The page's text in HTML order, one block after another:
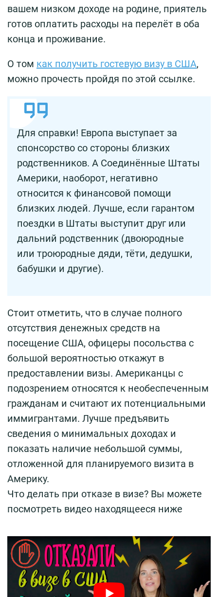
вашем низком доходе на родине, приятель
готов оплатить расходы на перелёт в оба
конца и проживание.
О том как получить гостевую визу в США,
можно прочесть пройдя по этой ссылке.
Для справки! Европа выступает за
спонсорство со стороны близких
родственников. А Соединённые Штаты
Америки, наоборот, негативно
относится к финансовой помощи
близких людей. Лучше, если гарантом
поездки в Штаты выступит друг или
дальний родственник (двоюродные
или троюродные дяди, тёти, дедушки,
бабушки и другие).
Стоит отметить, что в случае полного
отсутствия денежных средств на
посещение США, офицеры посольства с
большой вероятностью откажут в
предоставлении визы. Американцы с
подозрением относятся к необеспеченным
гражданам и считают их потенциальными
иммигрантами. Лучше предъявить
сведения о минимальных доходах и
показать наличие небольшой суммы,
отложенной для планируемого визита в
Америку.
Что делать при отказе в визе? Вы можете
посмотреть видео находящееся ниже